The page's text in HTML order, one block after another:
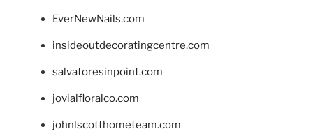
EverNewNails.com
insideoutdecoratingcentre.com
salvatoresinpoint.com
jovialfloralco.com
johnlscotthometeam.com